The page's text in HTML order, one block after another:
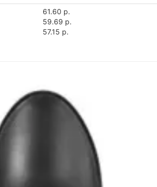
61.60 р.
59.69 р.
57.15 р.